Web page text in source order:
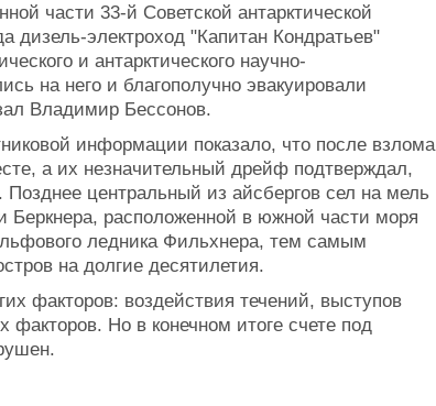
части 33-й Советской антарктической
дизель-электроход "Капитан Кондратьев"
и антарктического научно-
на него и благополучно эвакуировали
Владимир Бессонов.
информации показало, что после взлома
а их незначительный дрейф подтверждал,
Позднее центральный из айсбергов сел на мель
Беркнера, расположенной в южной части моря
ледника Фильхнера, тем самым
на долгие десятилетия.
факторов: воздействия течений, выступов
факторов. Но в конечном итоге счете под